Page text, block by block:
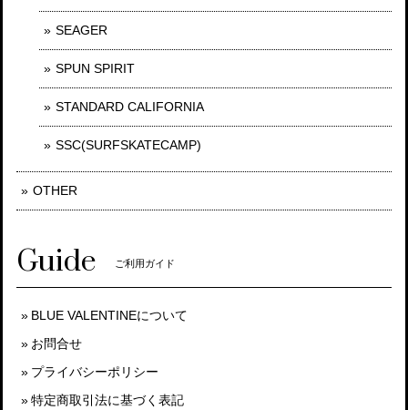
SEAGER
SPUN SPIRIT
STANDARD CALIFORNIA
SSC(SURFSKATECAMP)
OTHER
Guide ご利用ガイド
BLUE VALENTINEについて
お問合せ
プライバシーポリシー
特定商取引法に基づく表記